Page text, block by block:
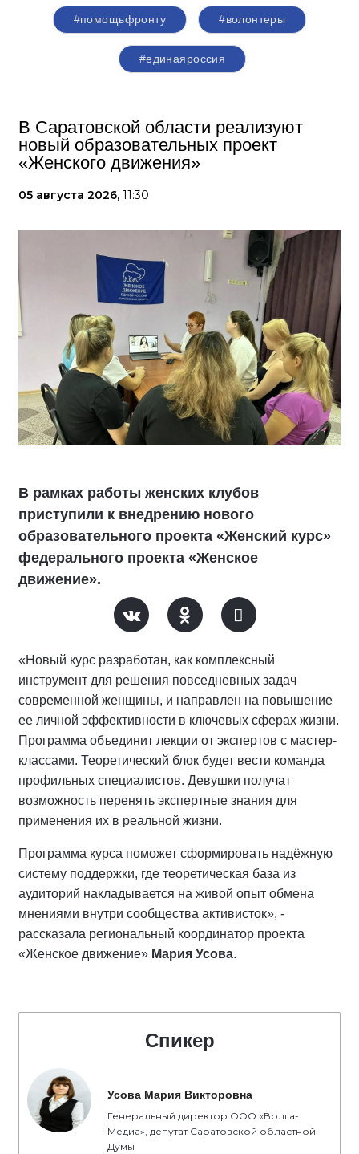
#помощьфронту #волонтеры
#единаяроссия
В Саратовской области реализуют
новый образовательных проект
«Женского движения»
05 августа 2026, 11:30
В рамках работы женских клубов
приступили к внедрению нового
образовательного проекта «Женский курс»
федерального проекта «Женское
движение».
«Новый курс разработан, как комплексный
инструмент для решения повседневных задач
современной женщины, и направлен на повышение
ее личной эффективности в ключевых сферах жизни.
Программа объединит лекции от экспертов с мастер-
классами. Теоретический блок будет вести команда
профильных специалистов. Девушки получат
возможность перенять экспертные знания для
применения их в реальной жизни.
Программа курса поможет сформировать надёжную
систему поддержки, где теоретическая база из
аудиторий накладывается на живой опыт обмена
мнениями внутри сообщества активисток», -
рассказала региональный координатор проекта
«Женское движение» Мария Усова.
Спикер
Усова Мария Викторовна
Генеральный директор ООО «Волга-
Медиа», депутат Саратовской областной
Думы